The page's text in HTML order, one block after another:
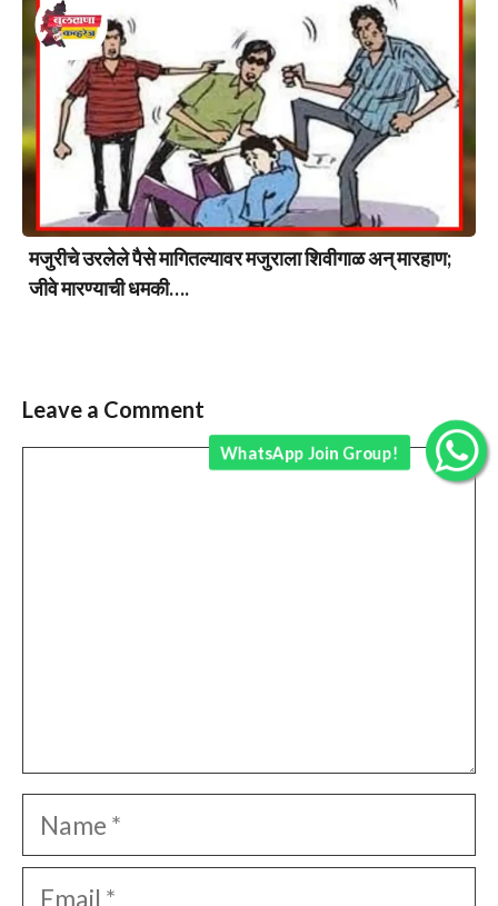
मजुरीचे उरलेले पैसे मागितल्यावर मजुराला शिवीगाळ अन् मारहाण;
जीवे मारण्याची धमकी….
Leave a Comment
Name
Email
WhatsApp Join Group!